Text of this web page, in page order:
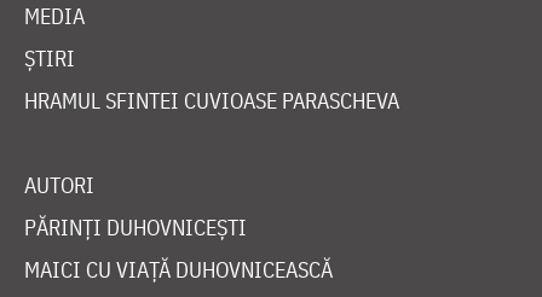
MEDIA
ȘTIRI
HRAMUL SFINTEI CUVIOASE PARASCHEVA
AUTORI
PĂRINȚI DUHOVNICEȘTI
MAICI CU VIAȚĂ DUHOVNICEASCĂ